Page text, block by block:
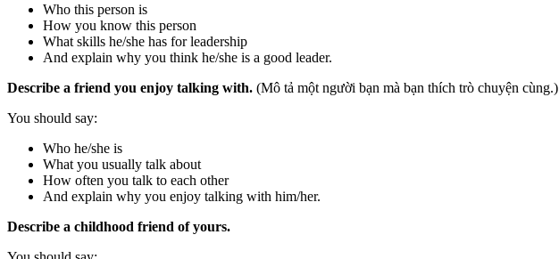
Who this person is
How you know this person
What skills he/she has for leadership
And explain why you think he/she is a good leader.
Describe a friend you enjoy talking with. (Mô tả một người bạn mà bạn thích trò chuyện cùng.)
You should say:
Who he/she is
What you usually talk about
How often you talk to each other
And explain why you enjoy talking with him/her.
Describe a childhood friend of yours.